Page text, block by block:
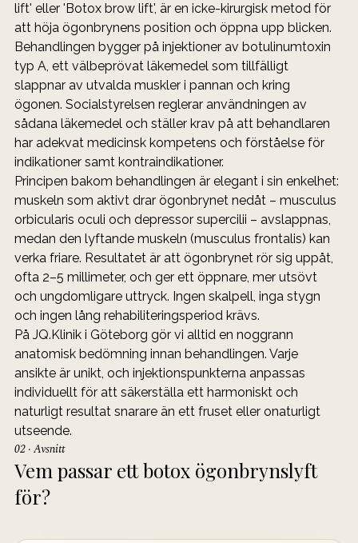
lift' eller 'Botox brow lift', är en icke-kirurgisk metod för
att höja ögonbrynens position och öppna upp blicken.
Behandlingen bygger på injektioner av botulinumtoxin
typ A, ett välbeprövat läkemedel som tillfälligt
slappnar av utvalda muskler i pannan och kring
ögonen. Socialstyrelsen reglerar användningen av
sådana läkemedel och ställer krav på att behandlaren
har adekvat medicinsk kompetens och förståelse för
indikationer samt kontraindikationer.
Principen bakom behandlingen är elegant i sin enkelhet:
muskeln som aktivt drar ögonbrynet nedåt – musculus
orbicularis oculi och depressor supercilii – avslappnas,
medan den lyftande muskeln (musculus frontalis) kan
verka friare. Resultatet är att ögonbrynet rör sig uppåt,
ofta 2–5 millimeter, och ger ett öppnare, mer utsövt
och ungdomligare uttryck. Ingen skalpell, inga stygn
och ingen lång rehabiliteringsperiod krävs.
På JQ.Klinik i Göteborg gör vi alltid en noggrann
anatomisk bedömning innan behandlingen. Varje
ansikte är unikt, och injektionspunkterna anpassas
individuellt för att säkerställa ett harmoniskt och
naturligt resultat snarare än ett fruset eller onaturligt
utseende.
02 · Avsnitt
Vem passar ett botox ögonbrynslyft
för?